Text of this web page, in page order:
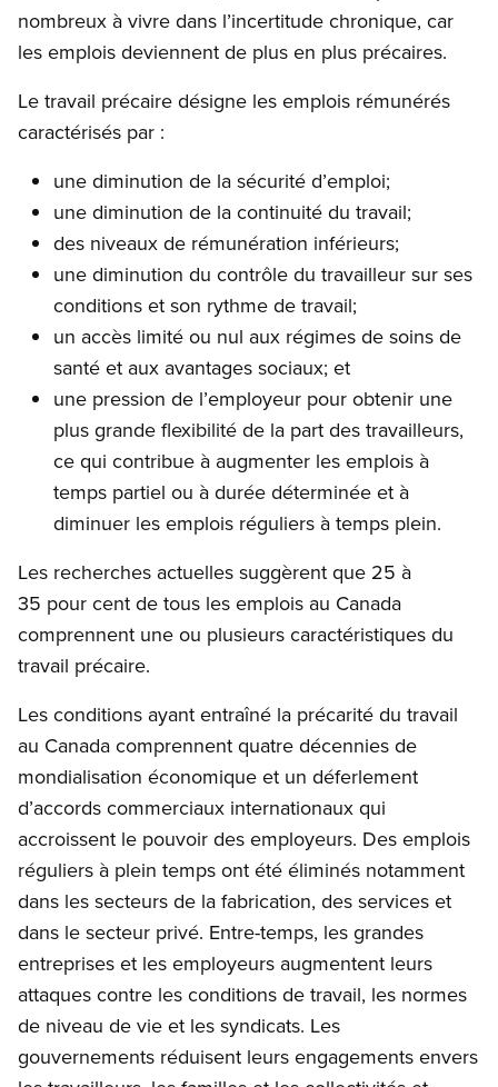
nombreux à vivre dans l’incertitude chronique, car
les emplois deviennent de plus en plus précaires.
Le travail précaire désigne les emplois rémunérés
caractérisés par :
une diminution de la sécurité d’emploi;
une diminution de la continuité du travail;
des niveaux de rémunération inférieurs;
une diminution du contrôle du travailleur sur ses
conditions et son rythme de travail;
un accès limité ou nul aux régimes de soins de
santé et aux avantages sociaux; et
​une pression de l’employeur pour obtenir une
plus grande flexibilité de la part des travailleurs,
ce qui contribue à augmenter les emplois à
temps partiel ou à durée déterminée et à
diminuer les emplois réguliers à temps plein.
Les recherches actuelles suggèrent que 25 à
35 pour cent de tous les emplois au Canada
comprennent une ou plusieurs caractéristiques du
travail précaire.
Les conditions ayant entraîné la précarité du travail
au Canada comprennent quatre décennies de
mondialisation économique et un déferlement
d’accords commerciaux internationaux qui
accroissent le pouvoir des employeurs. Des emplois
réguliers à plein temps ont été éliminés notamment
dans les secteurs de la fabrication, des services et
dans le secteur privé. Entre-temps, les grandes
entreprises et les employeurs augmentent leurs
attaques contre les conditions de travail, les normes
de niveau de vie et les syndicats. Les
gouvernements réduisent leurs engagements envers